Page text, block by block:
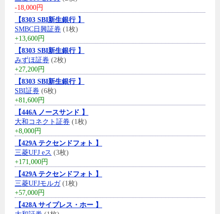
-18,000円
【8303 SBI新生銀行 】
SMBC日興証券 (1枚)
+13,600円
【8303 SBI新生銀行 】
みずほ証券 (2枚)
+27,200円
【8303 SBI新生銀行 】
SBI証券 (6枚)
+81,600円
【446A ノースサンド 】
大和コネクト証券 (1枚)
+8,000円
【429A テクセンドフォト 】
三菱UFJ eス (3枚)
+171,000円
【429A テクセンドフォト 】
三菱UFJモルガ(1枚)
+57,000円
【428A サイプレス・ホー 】